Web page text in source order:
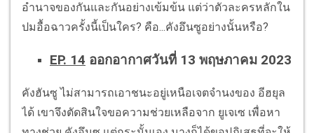
อำนาจของกันและกันอย่างเข้มข้น แต่ว่าตัวละครหลักใน
ปมอื้อฉาวครั้งนี้เป็นใคร? คือ...คังอึนซูอย่างนั้นหรือ?
EP. 14 ออกอากาศวันที่ 13 พฤษภาคม 2023
คังฮันซู ไม่สามารถเอาชนะอยู่เหนือเจตจำนงของ อีฮยุล
ได้ เขาจึงตัดสินใจขอความช่วยเหลือจาก ยูเจเซ เพื่อหา